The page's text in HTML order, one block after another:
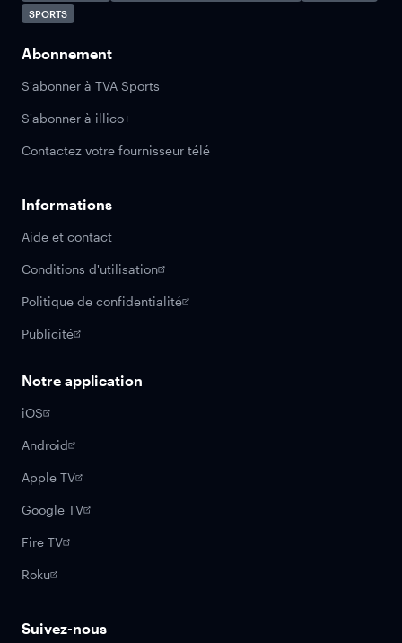
SPORTS
Abonnement
S'abonner à TVA Sports
S'abonner à illico+
Contactez votre fournisseur télé
Informations
Aide et contact
Conditions d'utilisation
Politique de confidentialité
Publicité
Notre application
iOS
Android
Apple TV
Google TV
Fire TV
Roku
Suivez-nous